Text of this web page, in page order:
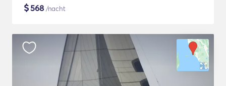
$568 /nacht